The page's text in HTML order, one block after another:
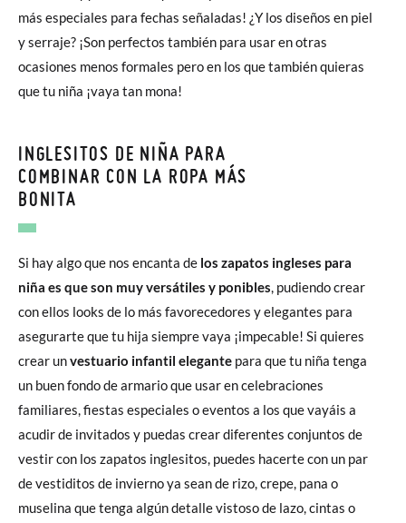
más especiales para fechas señaladas! ¿Y los diseños en piel
y serraje? ¡Son perfectos también para usar en otras
ocasiones menos formales pero en los que también quieras
que tu niña ¡vaya tan mona!
INGLESITOS DE NIÑA PARA
COMBINAR CON LA ROPA MÁS
BONITA
Si hay algo que nos encanta de los zapatos ingleses para
niña es que son muy versátiles y ponibles, pudiendo crear
con ellos looks de lo más favorecedores y elegantes para
asegurarte que tu hija siempre vaya ¡impecable! Si quieres
crear unvestuario infantil elegante para que tu niña tenga
un buen fondo de armario que usar en celebraciones
familiares, fiestas especiales o eventos a los que vayáis a
acudir de invitados y puedas crear diferentes conjuntos de
vestir con los zapatos inglesitos, puedes hacerte con un par
de vestiditos de invierno ya sean de rizo, crepe, pana o
muselina que tenga algún detalle vistoso de lazo, cintas o